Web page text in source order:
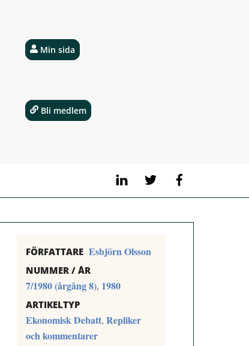
LinkedIn Twitter
Min sida
Bli medlem
FÖRFATTARE Esbjörn Olsson
NUMMER / ÅR
7/1980 (årgång 8), 1980
ARTIKELTYP
Ekonomisk Debatt, Repliker
och kommentarer